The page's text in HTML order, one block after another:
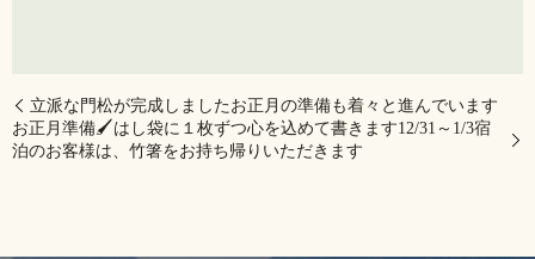
立派な門松が完成しましたお正月の準備も着々と進んでいます
お正月準備🖌️はし袋に１枚ずつ心を込めて書きます12/31～1/3宿
泊のお客様は、竹箸をお持ち帰りいただきます